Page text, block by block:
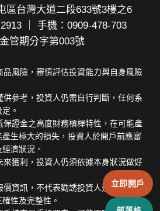
區台灣大道二段633號3樓之6
｜ 手機：0909-478-703
管期分字第003號
品風險，審慎評估投資能力與自身風險
參考，投資人仍需自行判斷，任何系
。
證金之高度財務槓桿特性，在可能產
生極大的損失，投資人於開戶前應審
濟狀況。
獲利，投資人仍須依據本身狀況做好
資訊，不代表勸誘投資人進行期貨交
性及完整性。
立即開戶